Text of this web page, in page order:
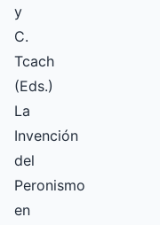
y
C.
Tcach
(Eds.)
La
Invención
del
Peronismo
en